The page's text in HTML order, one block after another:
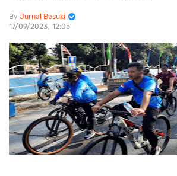
Jurnal Besuki
17/09/2023 12:05